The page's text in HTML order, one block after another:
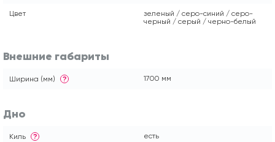
Цвет
зеленый / серо-синий / серо-
черный / серый / черно-белый
Внешние габариты
Ширина (мм) ? 1700 мм
Дно
Киль ? есть